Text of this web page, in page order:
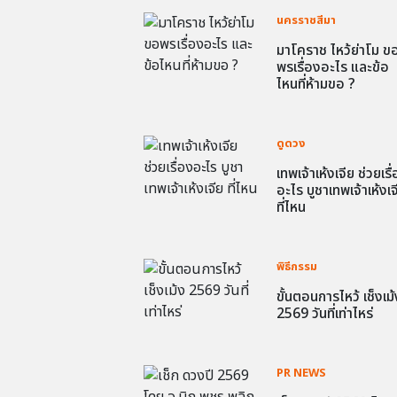
นครราชสีมา
มาโคราช ไหว้ย่าโม ข
พรเรื่องอะไร และข้อ
ไหนที่ห้ามขอ ?
ดูดวง
เทพเจ้าเห้งเจีย ช่วยเ
อะไร บูชาเทพเจ้าเห้งเ
ที่ไหน
พิธีกรรม
ขั้นตอนการไหว้ เช็งเ
2569 วันที่เท่าไหร่
PR NEWS